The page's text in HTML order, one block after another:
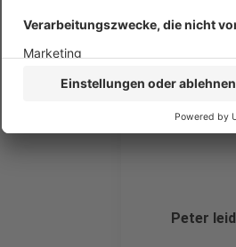
Dass es
Anzeige
Peter